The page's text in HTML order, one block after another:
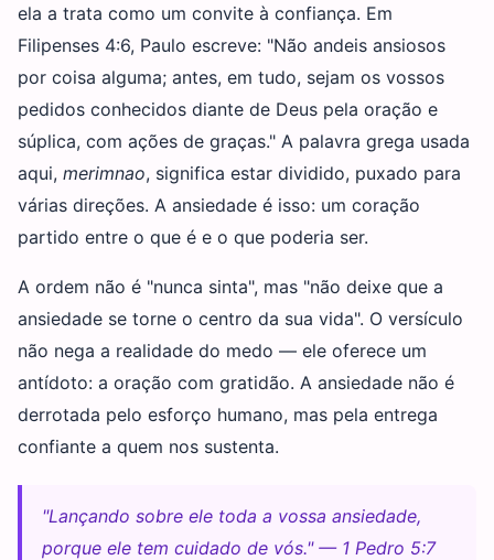
ela a trata como um convite à confiança. Em
Filipenses 4:6, Paulo escreve: "Não andeis ansiosos
por coisa alguma; antes, em tudo, sejam os vossos
pedidos conhecidos diante de Deus pela oração e
súplica, com ações de graças." A palavra grega usada
aqui, merimnao, significa estar dividido, puxado para
várias direções. A ansiedade é isso: um coração
partido entre o que é e o que poderia ser.
A ordem não é "nunca sinta", mas "não deixe que a
ansiedade se torne o centro da sua vida". O versículo
não nega a realidade do medo — ele oferece um
antídoto: a oração com gratidão. A ansiedade não é
derrotada pelo esforço humano, mas pela entrega
confiante a quem nos sustenta.
"Lançando sobre ele toda a vossa ansiedade,
porque ele tem cuidado de vós." — 1 Pedro 5:7